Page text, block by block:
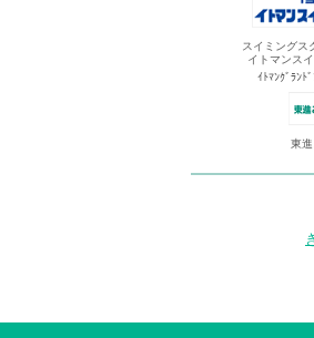
スイミングス
イトマンス
ｲﾄﾏﾝｸﾞﾗﾝﾄ
東